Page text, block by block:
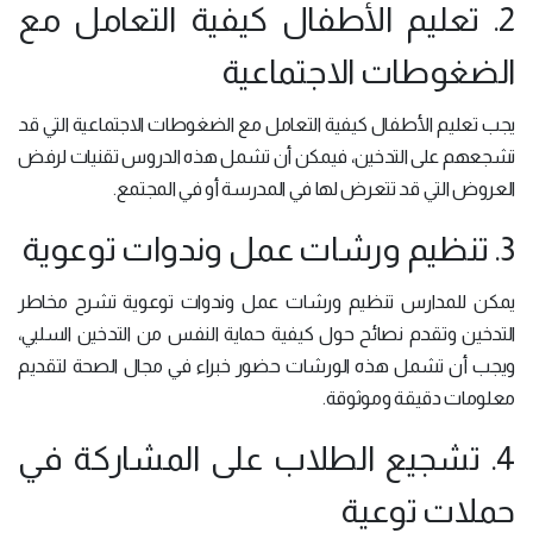
2. تعليم الأطفال كيفية التعامل مع
الضغوطات الاجتماعية
يجب تعليم الأطفال كيفية التعامل مع الضغوطات الاجتماعية التي قد
تشجعهم على التدخين، فيمكن أن تشمل هذه الدروس تقنيات لرفض
العروض التي قد تتعرض لها في المدرسة أو في المجتمع.
3. تنظيم ورشات عمل وندوات توعوية
يمكن للمدارس تنظيم ورشات عمل وندوات توعوية تشرح مخاطر
التدخين وتقدم نصائح حول كيفية حماية النفس من التدخين السلبي،
ويجب أن تشمل هذه الورشات حضور خبراء في مجال الصحة لتقديم
معلومات دقيقة وموثوقة.
4. تشجيع الطلاب على المشاركة في
حملات توعية